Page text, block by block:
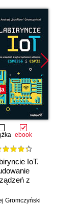
ebook
IoT.
z
ESP8266 i
Gromczyński